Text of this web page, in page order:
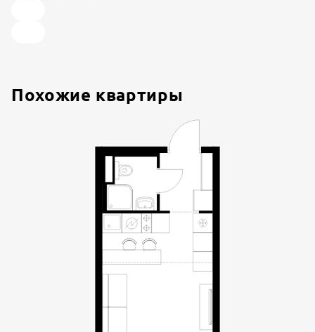
Похожие квартиры